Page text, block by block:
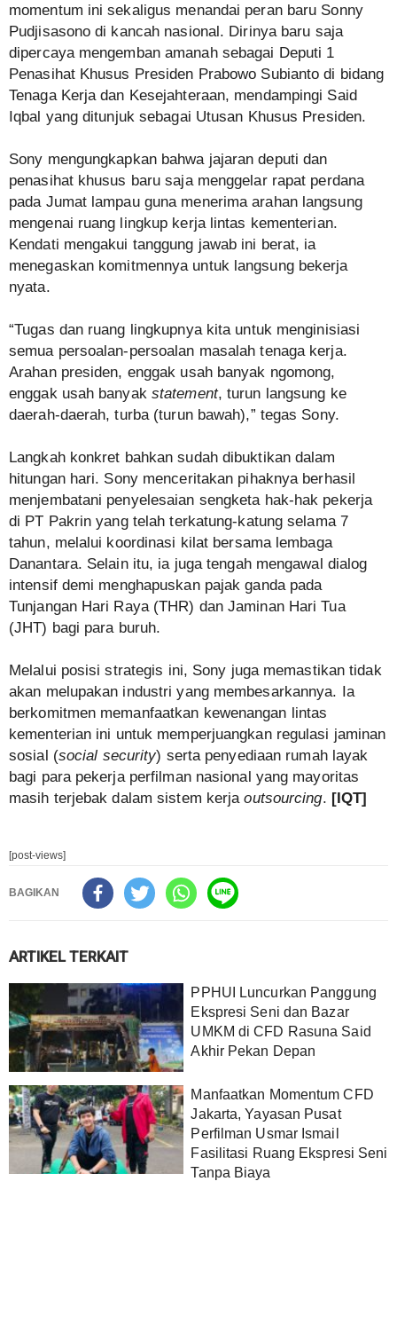
momentum ini sekaligus menandai peran baru Sonny
Pudjisasono di kancah nasional. Dirinya baru saja
dipercaya mengemban amanah sebagai Deputi 1
Penasihat Khusus Presiden Prabowo Subianto di bidang
Tenaga Kerja dan Kesejahteraan, mendampingi Said
Iqbal yang ditunjuk sebagai Utusan Khusus Presiden.
Sony mengungkapkan bahwa jajaran deputi dan
penasihat khusus baru saja menggelar rapat perdana
pada Jumat lampau guna menerima arahan langsung
mengenai ruang lingkup kerja lintas kementerian.
Kendati mengakui tanggung jawab ini berat, ia
menegaskan komitmennya untuk langsung bekerja
nyata.
“Tugas dan ruang lingkupnya kita untuk menginisiasi
semua persoalan-persoalan masalah tenaga kerja.
Arahan presiden, enggak usah banyak ngomong,
enggak usah banyak statement, turun langsung ke
daerah-daerah, turba (turun bawah),” tegas Sony.
Langkah konkret bahkan sudah dibuktikan dalam
hitungan hari. Sony menceritakan pihaknya berhasil
menjembatani penyelesaian sengketa hak-hak pekerja
di PT Pakrin yang telah terkatung-katung selama 7
tahun, melalui koordinasi kilat bersama lembaga
Danantara. Selain itu, ia juga tengah mengawal dialog
intensif demi menghapuskan pajak ganda pada
Tunjangan Hari Raya (THR) dan Jaminan Hari Tua
(JHT) bagi para buruh.
Melalui posisi strategis ini, Sony juga memastikan tidak
akan melupakan industri yang membesarkannya. Ia
berkomitmen memanfaatkan kewenangan lintas
kementerian ini untuk memperjuangkan regulasi jaminan
sosial (social security) serta penyediaan rumah layak
bagi para pekerja perfilman nasional yang mayoritas
masih terjebak dalam sistem kerjaoutsourcing. [IQT]
[post-views]
BAGIKAN
ARTIKEL TERKAIT
PPHUI Luncurkan Panggung
Ekspresi Seni dan Bazar
UMKM di CFD Rasuna Said
Akhir Pekan Depan
Manfaatkan Momentum CFD
Jakarta, Yayasan Pusat
Perfilman Usmar Ismail
Fasilitasi Ruang Ekspresi Seni
Tanpa Biaya